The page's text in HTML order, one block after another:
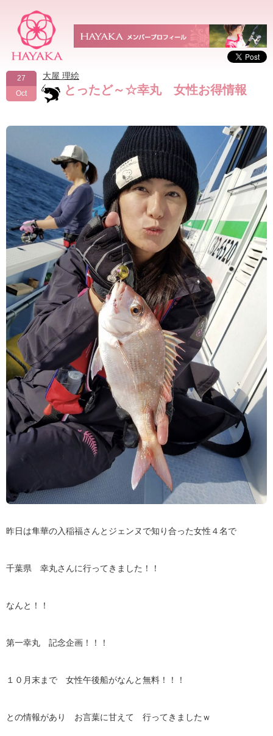
27
Oct
大屋 理絵
とったど～☆幸丸 女性お得情報
昨日は隼華の入稲福さんとジェンヌで知り合った女性４名で
千葉県 幸丸さんに行ってきました！！
なんと！！
第一幸丸 記念企画！！！
１０月末まで 女性午後船がなんと無料！！！
との情報があり お言葉に甘えて 行ってきましたｗ